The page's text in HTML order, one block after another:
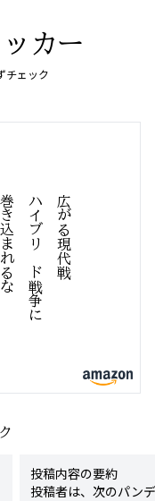
カー
チェック
広
が
る
現
代
戦
ハ
イ
ブ
リ
ッ
ド
争
に
巻
き
込
ま
れ
る
な
投稿内容の要約
投稿者は、次のパン